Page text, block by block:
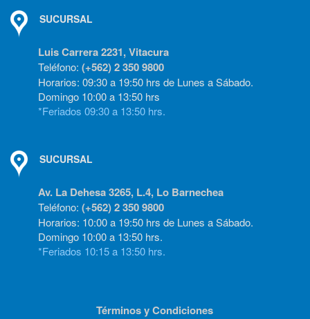
SUCURSAL
Luis Carrera 2231, Vitacura
Teléfono: (+562) 2 350 9800
Horarios: 09:30 a 19:50 hrs de Lunes a Sábado.
Domingo 10:00 a 13:50 hrs
*Feriados 09:30 a 13:50 hrs.
SUCURSAL
Av. La Dehesa 3265, L.4, Lo Barnechea
Teléfono: (+562) 2 350 9800
Horarios: 10:00 a 19:50 hrs de Lunes a Sábado.
Domingo 10:00 a 13:50 hrs.
*Feriados 10:15 a 13:50 hrs.
Términos y Condiciones